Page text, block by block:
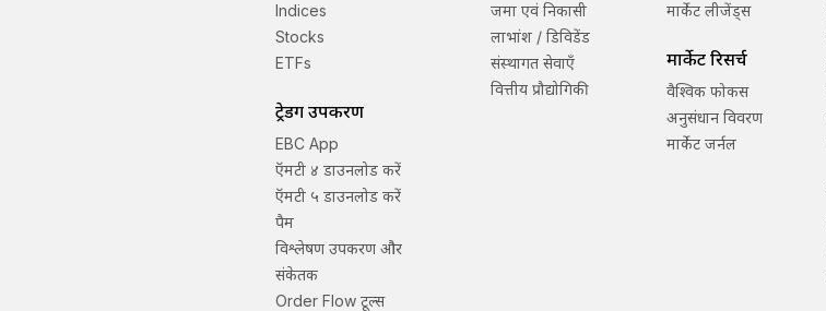
Indices
Stocks
ETFs
ट्रेडिंग उपकरण
EBC App
ऍमटी ४ डाउनलोड करें
ऍमटी ५ डाउनलोड करें
पैम
विश्लेषण उपकरण और
संकेतक
Order Flow टूल्स
जमा एवं निकासी
लाभांश / डिविडेंड
संस्थागत सेवाएँ
वित्तीय प्रौद्योगिकी
मार्केट लीजेंड्स
मार्केट रिसर्च
वैश्विक फोकस
अनुसंधान विवरण
मार्केट जर्नल